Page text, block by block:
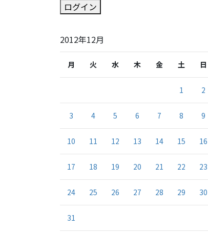
ログイン
2012年12月
月 火 水 木 金 土 日
1 2
3 4 5 6 7 8 9
10 11 12 13 14 15 16
17 18 19 20 21 22 23
24 25 26 27 28 29 30
31